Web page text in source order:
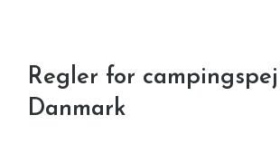
Regler for
Danmark